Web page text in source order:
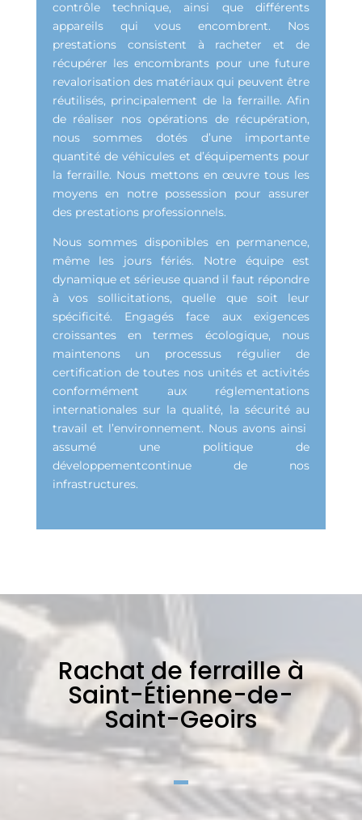
contrôle technique, ainsi que différents
appareils qui vous encombrent. Nos
prestations consistent à racheter et de
récupérer les encombrants pour une future
revalorisation des matériaux qui peuvent être
réutilisés, principalement de la ferraille. Afin
de réaliser nos opérations de récupération,
nous sommes dotés d’une importante
quantité de véhicules et d’équipements pour
la ferraille. Nous mettons en œuvre tous les
moyens en notre possession pour assurer
des prestations professionnels.
Nous sommes disponibles en permanence,
même les jours fériés. Notre équipe est
dynamique et sérieuse quand il faut répondre
à vos sollicitations, quelle que soit leur
spécificité. Engagés face aux exigences
croissantes en termes écologique, nous
maintenons un processus régulier de
certification de toutes nos unités et activités
conformément aux réglementations
internationales sur la qualité, la sécurité au
travail et l’environnement. Nous avons ainsi
assumé une politique de
développementcontinue de nos
infrastructures.
Rachat de ferraille à
Saint-Étienne-de-
Saint-Geoirs